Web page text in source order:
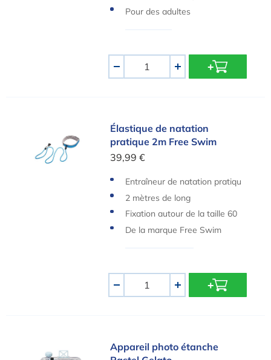
Pour des adultes
+
Élastique de natation pratique 2m Free Swim
Élastique de natation
pratique 2m Free Swim
39,99 €
Entraîneur de natation pratiqu
e
2 mètres de long
Fixation autour de la taille 60
cm à 105 cm
De la marque Free Swim
+
Appareil photo étanche Pastel Gelato
Appareil photo étanche